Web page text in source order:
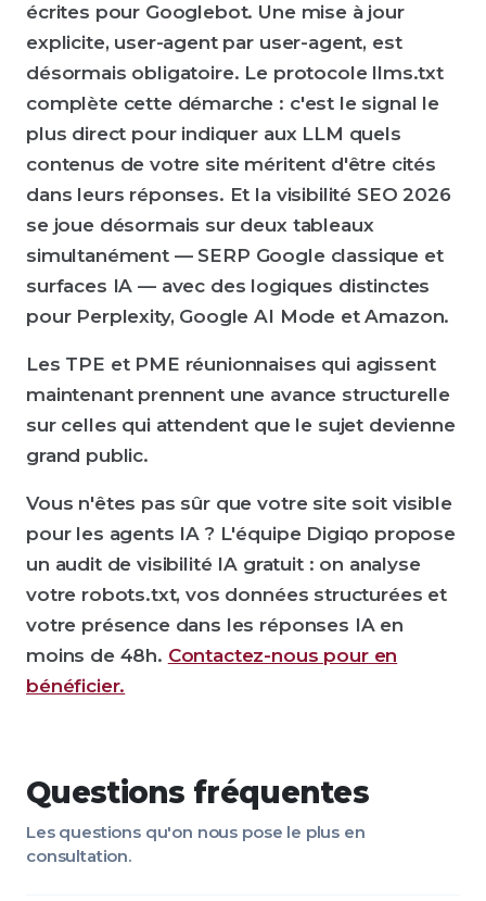
écrites pour Googlebot. Une mise à jour
explicite, user-agent par user-agent, est
désormais obligatoire. Le protocole llms.txt
complète cette démarche : c'est le signal le
plus direct pour indiquer aux LLM quels
contenus de votre site méritent d'être cités
dans leurs réponses. Et la visibilité SEO 2026
se joue désormais sur deux tableaux
simultanément — SERP Google classique et
surfaces IA — avec des logiques distinctes
pour Perplexity, Google AI Mode et Amazon.
Les TPE et PME réunionnaises qui agissent
maintenant prennent une avance structurelle
sur celles qui attendent que le sujet devienne
grand public.
Vous n'êtes pas sûr que votre site soit visible
pour les agents IA ? L'équipe Digiqo propose
un audit de visibilité IA gratuit : on analyse
votre robots.txt, vos données structurées et
votre présence dans les réponses IA en
moins de 48h. Contactez-nous pour en
bénéficier.
Questions fréquentes
Les questions qu'on nous pose le plus en
consultation.